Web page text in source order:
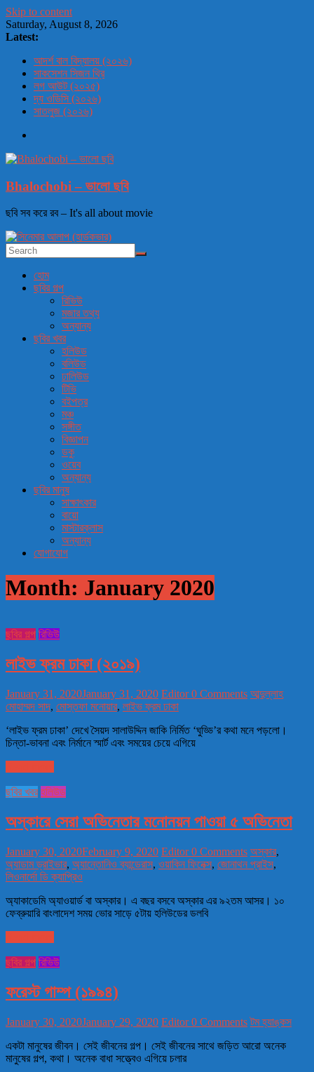
Skip to content
Saturday, August 8, 2026
Latest:
আদর্শ বাল বিদ্যালয় (২০২৬)
সাকসেশন সিজন থ্রি
লগ আউট (২০২৫)
দ্য ওডিসি (২০২৬)
সাতলুজ (২০২৬)
Bhalochobi – ভালো ছবি
ছবি সব করে রব – It's all about movie
হোম
ছবির গল্প
রিভিউ
মজার তথ্য
অন্যান্য
ছবির খবর
হলিউড
বলিউড
ঢালিউড
টিভি
বইপত্র
মঞ্চ
সঙ্গীত
বিজ্ঞাপন
ডকু
ওয়েব
অন্যান্য
ছবির মানুষ
সাক্ষাৎকার
বায়ো
মাস্টারক্লাস
অন্যান্য
যোগাযোগ
Month: January 2020
ছবির গল্প রিভিউ
লাইভ ফ্রম ঢাকা (২০১৯)
January 31, 2020January 31, 2020 Editor0 Comments আব্দুল্লাহ
মোহাম্মদ সাদ, মোস্তফা মনোয়ার, লাইভ ফ্রম ঢাকা
‘লাইভ ফ্রম ঢাকা’ দেখে সৈয়দ সালাউদ্দিন জাকি নির্মিত ‘ঘুড্ডি’র কথা মনে পড়লো।
চিন্তা-ভাবনা এবং নির্মানে স্মার্ট এবং সময়ের চেয়ে এগিয়ে
ছবির খবর হলিউড
অস্কারে সেরা অভিনেতার মনোনয়ন পাওয়া ৫ অভিনেতা
January 30, 2020February 9, 2020 Editor0 Comments অস্কার,
অ্যাডাম ড্রাইভার, অ্যান্তোনিও ব্যান্ডেরাস, ওয়াকিন ফিনেক্স, জোনাথন প্রাইস,
লিওনার্দো ডি ক্যাপ্রিও
অ্যাকাডেমি অ্যাওয়ার্ড বা অস্কার। এ বছর বসবে অস্কার এর ৯২তম আসর। ১০
ফেব্রুয়ারি বাংলাদেশ সময় ভোর সাড়ে ৫টায় হলিউডের ডলবি
ছবির গল্প রিভিউ
ফরেস্ট গাম্প (১৯৯৪)
January 30, 2020January 29, 2020 Editor0 Comments টম হ্যাঙ্কস
একটা মানুষের জীবন। সেই জীবনের গল্প। সেই জীবনের সাথে জড়িত আরো অনেক
মানুষের গল্প, কথা। অনেক বাধা সত্ত্বেও এগিয়ে চলার